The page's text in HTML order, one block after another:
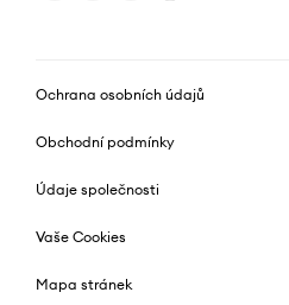
Ochrana osobních údajů
Obchodní podmínky
Údaje společnosti
Vaše Cookies
Mapa stránek